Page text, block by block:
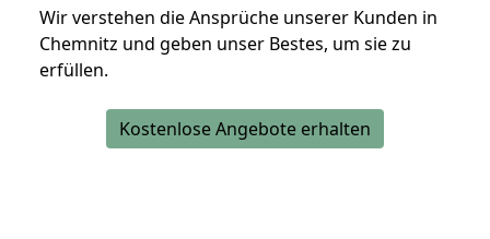
Wir verstehen die Ansprüche unserer Kunden in
Chemnitz und geben unser Bestes, um sie zu
erfüllen.
Kostenlose Angebote erhalten